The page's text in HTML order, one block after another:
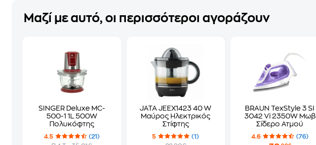
Μαζί με αυτό, οι περισσότεροι αγοράζουν
SINGER Deluxe MC-
500-1 1L 500W
Πολυκόφτης
4.5
(21)
JATA JEEX1423 40 W
Μαύρος Ηλεκτρικός
Στίφτης
5
(1)
BRAUN TexStyle 3 SI
3042 Vi 2350W Μωβ
Σίδερο Ατμού
4.6 (76)